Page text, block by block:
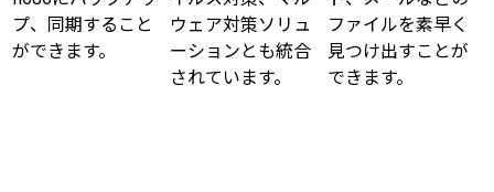
プ、同期すること
ができます。
ウェア対策ソリュ
ーションとも統合
されています。
ファイルを素早く
見つけ出すことが
できます。